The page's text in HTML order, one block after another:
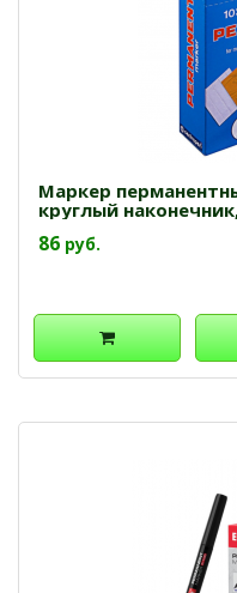
Маркер
круглый
86 руб.